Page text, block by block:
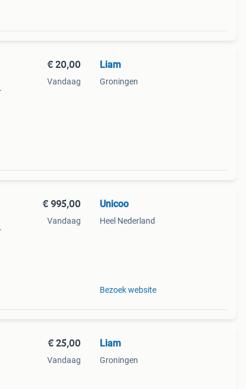
€ 20,00
Vandaag
Liam
Groningen
€ 995,00
Vandaag
Unicoo
Heel Nederland
Bezoek website
€ 25,00
Vandaag
Liam
Groningen